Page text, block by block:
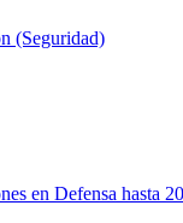
(Seguridad)
en Defensa hasta